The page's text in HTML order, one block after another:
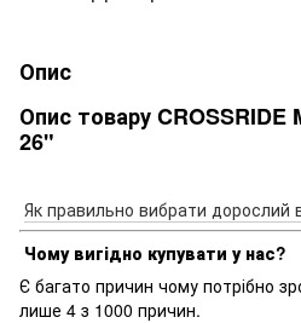
Опис
Опис товару CROSSRIDE
26"
Як правильно вибрати дорослий
Чому вигідно купувати у нас?
Є багато причин чому потрібно
лише 4 з 1000 причин.